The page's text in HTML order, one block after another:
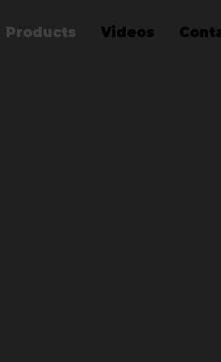
Products Videos